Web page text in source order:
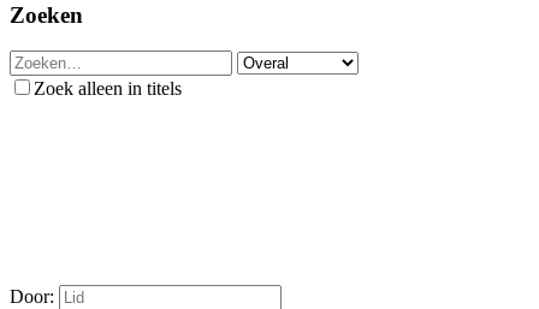
Zoeken
Zoek alleen in titels
Door: